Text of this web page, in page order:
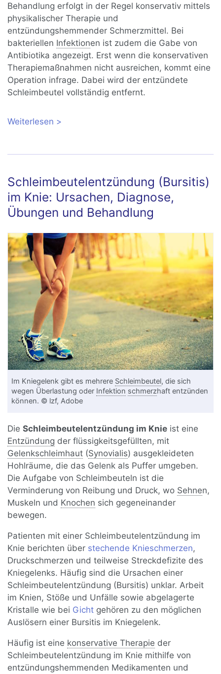
Behandlung erfolgt in der Regel konservativ mittels
physikalischer Therapie und
entzündungshemmender Schmerzmittel. Bei
bakteriellen Infektionen ist zudem die Gabe von
Antibiotika angezeigt. Erst wenn die konservativen
Therapiemaßnahmen nicht ausreichen, kommt eine
Operation infrage. Dabei wird der entzündete
Schleimbeutel vollständig entfernt.
Weiterlesen über Schleimbeutelentzündung:
Schleimbeutelentzündung (Bursitis)
im Knie: Ursachen, Diagnose,
Übungen und Behandlung
Im Kniegelenk gibt es mehrere Schleimbeutel, die sich
wegen Überlastung oder Infektion schmerzhaft entzünden
können. © lzf, Adobe
DieSchleimbeutelentzündung im Knie ist eine
Entzündung der flüssigkeitsgefüllten, mit
Gelenkschleimhaut (Synovialis) ausgekleideten
Hohlräume, die das Gelenk als Puffer umgeben.
Die Aufgabe von Schleimbeuteln ist die
Verminderung von Reibung und Druck, wo Sehnen,
Muskeln und Knochen sich gegeneinander
bewegen.
Patienten mit einer Schleimbeutelentzündung im
Knie berichten über stechende Knieschmerzen,
Druckschmerzen und teilweise Streckdefizite des
Kniegelenks. Häufig sind die Ursachen einer
Schleimbeutelentzündung (Bursitis) unklar. Arbeit
im Knien, Stöße und Unfälle sowie abgelagerte
Kristalle wie bei Gicht gehören zu den möglichen
Auslösern einer Bursitis im Kniegelenk.
Häufig ist eine konservative Therapie der
Schleimbeutelentzündung im Knie mithilfe von
entzündungshemmenden Medikamenten und